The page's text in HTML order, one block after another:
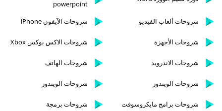
powerpoint
شروحات ألعاب الفيديو
شروحات الآيفون iPhone
شروحات الأجهزة شروحات الاكس بوكس Xbox
شروحات الاندرويد شروحات الهاتف
شروحات الويندوز شروحات الويندوز
شروحات برامج مايكروسوفت
شروحات برمجة